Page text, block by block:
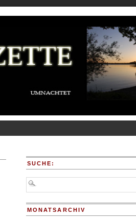
SUCHE:
MONATSARCHIV